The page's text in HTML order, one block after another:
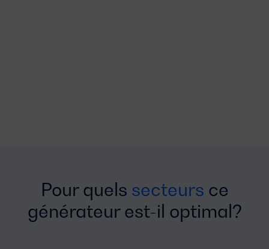
Pour quels secteurs ce
générateur est-il optimal?